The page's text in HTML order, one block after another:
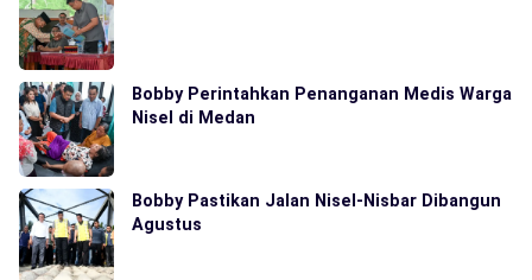
Bobby Perintahkan Penanganan Medis Warga
Nisel di Medan
Bobby Pastikan Jalan Nisel-Nisbar Dibangun
Agustus